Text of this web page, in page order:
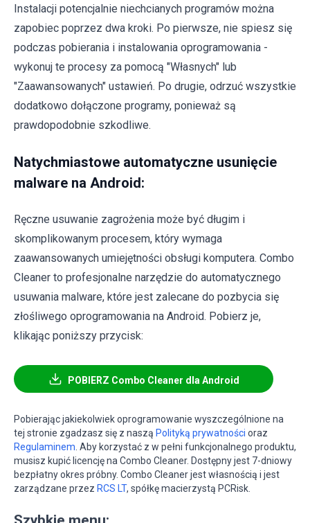
Instalacji potencjalnie niechcianych programów można
zapobiec poprzez dwa kroki. Po pierwsze, nie spiesz się
podczas pobierania i instalowania oprogramowania -
wykonuj te procesy za pomocą "Własnych" lub
"Zaawansowanych" ustawień. Po drugie, odrzuć wszystkie
dodatkowo dołączone programy, ponieważ są
prawdopodobnie szkodliwe.
Natychmiastowe automatyczne usunięcie
malware na Android:
Ręczne usuwanie zagrożenia może być długim i
skomplikowanym procesem, który wymaga
zaawansowanych umiejętności obsługi komputera. Combo
Cleaner to profesjonalne narzędzie do automatycznego
usuwania malware, które jest zalecane do pozbycia się
złośliwego oprogramowania na Android. Pobierz je,
klikając poniższy przycisk:
POBIERZ Combo Cleaner dla Android
Pobierając jakiekolwiek oprogramowanie wyszczególnione na
tej stronie zgadzasz się z naszą Polityką prywatności oraz
Regulaminem . Aby korzystać z w pełni funkcjonalnego produktu,
musisz kupić licencję na Combo Cleaner. Dostępny jest 7-dniowy
bezpłatny okres próbny. Combo Cleaner jest własnością i jest
zarządzane przez RCS LT, spółkę macierzystą PCRisk.